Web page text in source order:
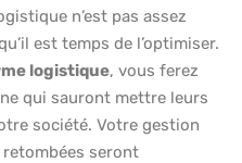
n’est pas assez
est temps de l’optimiser.
logistique, vous ferez
qui sauront mettre leurs
société. Votre gestion
seront